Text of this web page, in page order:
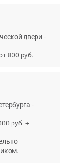
двери -
800 руб.
-
руб. +